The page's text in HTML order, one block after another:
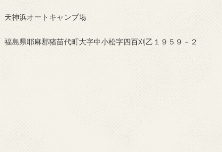
天神浜オートキャンプ場
福島県耶麻郡猪苗代町大字中小松字四百刈乙１９５９－２